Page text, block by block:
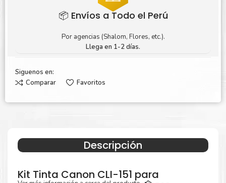
📦 Envíos a Todo el Perú
Por agencias (Shalom, Flores, etc.).
Llega en 1-2 días.
Siguenos en:
Comparar
Favoritos
Descripción
Kit Tinta Canon CLI-151 para